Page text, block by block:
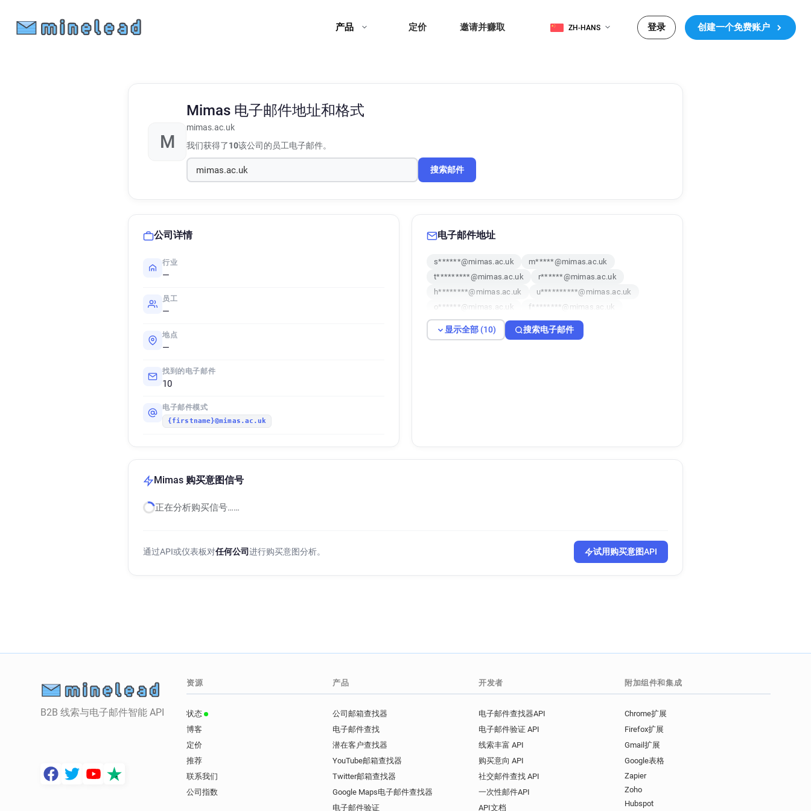
产品 定价 邀请并赚取 ZH-HANS 登录 创建一个免费账户
M
Mimas 电子邮件地址和格式
mimas.ac.uk
我们获得了10该公司的员工电子邮件。
搜索邮件
公司详情
行业
—
员工
—
地点
—
找到的电子邮件
10
电子邮件模式
{firstname}@mimas.ac.uk
电子邮件地址
s******@mimas.ac.uk
m*****@mimas.ac.uk
t*********@mimas.ac.uk
r******@mimas.ac.uk
h********@mimas.ac.uk
u**********@mimas.ac.uk
o******@mimas.ac.uk
f********@mimas.ac.uk
y******@mimas.ac.uk
m***********@mimas.ac.uk
显示全部 (10) 搜索电子邮件
Mimas 购买意图信号
正在分析购买信号……
通过API或仪表板对任何公司进行购买意图分析。 试用购买意图API
B2B 线索与电子邮件智能 API
资源
状态
博客
定价
推荐
联系我们
公司指数
产品
公司邮箱查找器
电子邮件查找
潜在客户查找器
YouTube邮箱查找器
Twitter邮箱查找器
Google Maps电子邮件查找器
电子邮件验证
开发者
电子邮件查找器API
电子邮件验证 API
线索丰富 API
购买意向 API
社交邮件查找 API
一次性邮件API
API文档
附加组件和集成
Chrome扩展
Firefox扩展
Gmail扩展
Google表格
Zapier
Zoho
Hubspot